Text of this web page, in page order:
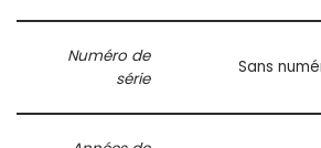
Numéro de
série
Sans